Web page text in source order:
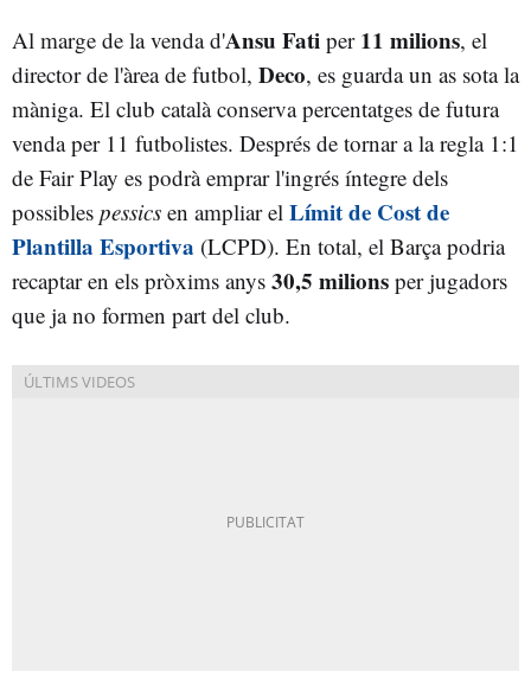
Al marge de la venda d'Ansu Fati per 11 milions, el
director de l'àrea de futbol, Deco, es guarda un as sota la
màniga. El club català conserva percentatges de futura
venda per 11 futbolistes. Després de tornar a la regla 1:1
de Fair Play es podrà emprar l'ingrés íntegre dels
possibles pessics en ampliar el Límit de Cost de
Plantilla Esportiva (LCPD). En total, el Barça podria
recaptar en els pròxims anys 30,5 milions per jugadors
que ja no formen part del club.